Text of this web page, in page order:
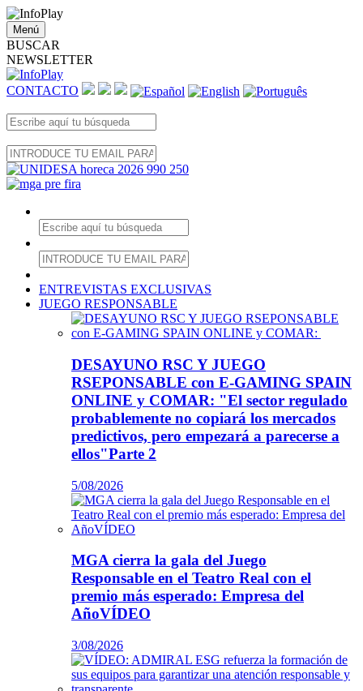
Menú
BUSCAR
NEWSLETTER
CONTACTO
ENTREVISTAS EXCLUSIVAS
JUEGO RESPONSABLE
DESAYUNO RSC Y JUEGO
RSEPONSABLE con E-GAMING SPAIN
ONLINE y COMAR: "El sector regulado
probablemente no copiará los mercados
predictivos, pero empezará a parecerse a
ellos"Parte 2
5/08/2026
MGA cierra la gala del Juego
Responsable en el Teatro Real con el
premio más esperado: Empresa del
AñoVÍDEO
3/08/2026